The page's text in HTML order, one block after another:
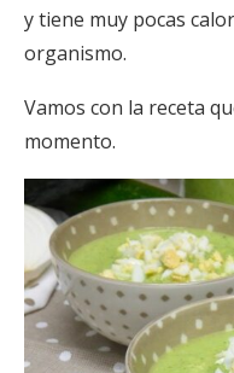
y tiene muy pocas
organismo.
Vamos con la receta
momento.